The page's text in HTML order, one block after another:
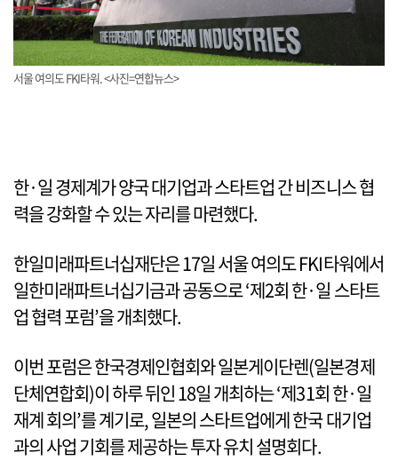
서울 여의도 FKI타워. <사진=연합뉴스>
한·일 경제계가 양국 대기업과 스타트업 간 비즈니스 협
력을 강화할 수 있는 자리를 마련했다.
한일미래파트너십재단은 17일 서울 여의도 FKI타워에서
일한미래파트너십기금과 공동으로 ‘제2회 한·일 스타트
업 협력 포럼’을 개최했다.
이번 포럼은 한국경제인협회와 일본게이단렌(일본경제
단체연합회)이 하루 뒤인 18일 개최하는 ‘제31회 한·일
재계 회의’를 계기로, 일본의 스타트업에게 한국 대기업
과의 사업 기회를 제공하는 투자 유치 설명회다.